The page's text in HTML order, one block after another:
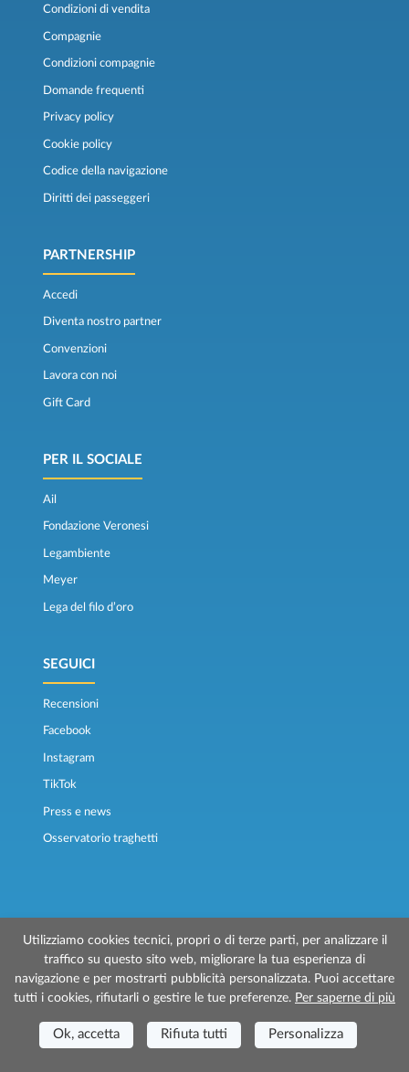
Condizioni di vendita
Compagnie
Condizioni compagnie
Domande frequenti
Privacy policy
Cookie policy
Codice della navigazione
Diritti dei passeggeri
PARTNERSHIP
Accedi
Diventa nostro partner
Convenzioni
Lavora con noi
Gift Card
PER IL SOCIALE
Ail
Fondazione Veronesi
Legambiente
Meyer
Lega del filo d’oro
SEGUICI
Recensioni
Facebook
Instagram
TikTok
Press e news
Osservatorio traghetti
© 2026 Traghettilines è gestito da Prenotazioni24 s.r.l.
Sede Operativa: Via Casa del Duca, 1 - 57037 Portoferraio (LI)
Aut.Amm.Prov. LI n 1819 del 16/01/06 - Fondo Garanzia Viaggi ASSIMUTUA
Fideiussione N° 026004
Utilizziamo cookies tecnici, propri o di terze parti, per analizzare il
traffico su questo sito web, migliorare la tua esperienza di
navigazione e per mostrarti pubblicità personalizzata. Puoi accettare
tutti i cookies, rifiutarli o gestire le tue preferenze. Per saperne di più
Ok, accetta Rifiuta tutti Personalizza